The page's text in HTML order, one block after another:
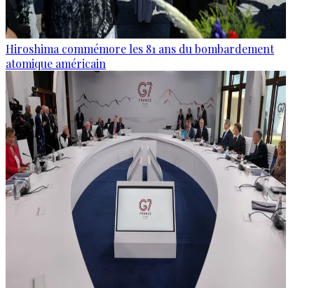
Hiroshima commémore les 81 ans du bombardement
atomique américain